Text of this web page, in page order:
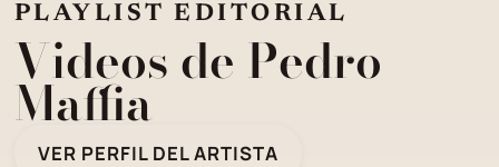
PLAYLIST EDITORIAL
Videos de Pedro
Maffia
VER PERFIL DEL ARTISTA